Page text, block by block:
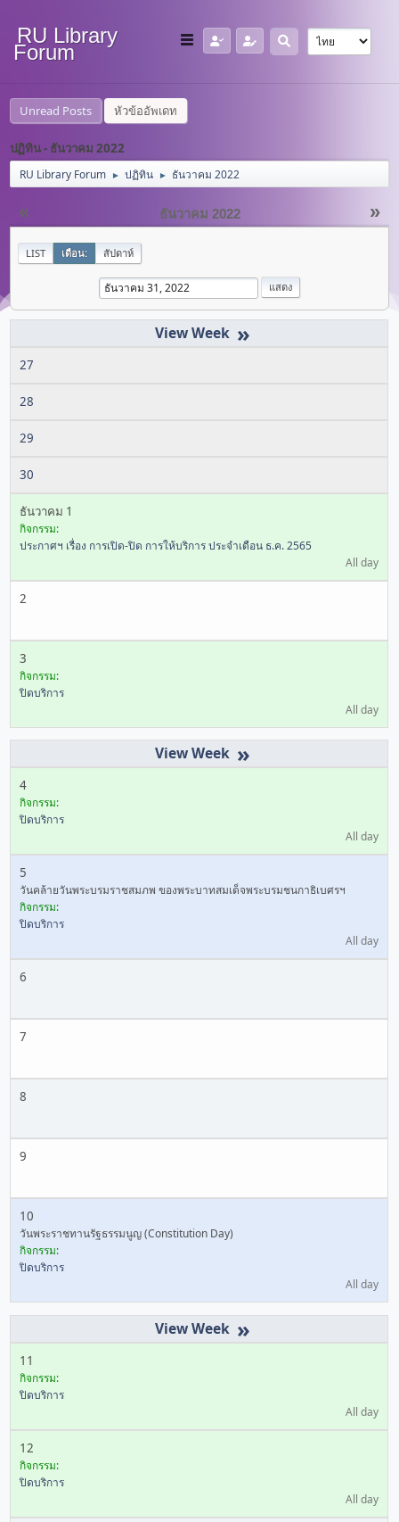
RU Library
Forum
Unread Posts หัวข้ออัพเดท
ปฏิทิน - ธันวาคม 2022
RU Library Forum ► ปฏิทิน ► ธันวาคม 2022
« »
ธันวาคม 2022
LIST เดือน: สัปดาห์
»
27
28
29
30
ธันวาคม 1
กิจกรรม:
ประกาศฯ เรื่อง การเปิด-ปิด การให้บริการ ประจำเดือน ธ.ค. 2565
All day
2
3
กิจกรรม:
ปิดบริการ
All day
»
4
กิจกรรม:
ปิดบริการ
All day
5
วันคล้ายวันพระบรมราชสมภพ ของพระบาทสมเด็จพระบรมชนกาธิเบศรฯ
กิจกรรม:
ปิดบริการ
All day
6
7
8
9
10
วันพระราชทานรัฐธรรมนูญ (Constitution Day)
กิจกรรม:
ปิดบริการ
All day
»
11
กิจกรรม:
ปิดบริการ
All day
12
กิจกรรม:
ปิดบริการ
All day